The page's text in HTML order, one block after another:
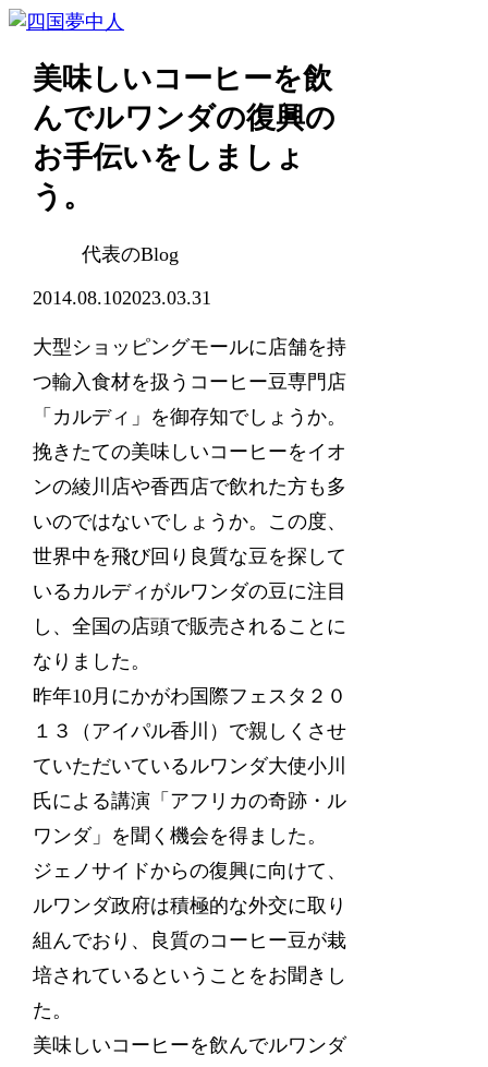
美味しいコーヒーを飲
んでルワンダの復興の
お手伝いをしましょ
う。
代表のBlog
2014.08.102023.03.31
大型ショッピングモールに店舗を持
つ輸入食材を扱うコーヒー豆専門店
「カルディ」を御存知でしょうか。
挽きたての美味しいコーヒーをイオ
ンの綾川店や香西店で飲れた方も多
いのではないでしょうか。この度、
世界中を飛び回り良質な豆を探して
いるカルディがルワンダの豆に注目
し、全国の店頭で販売されることに
なりました。
昨年10月にかがわ国際フェスタ２０
１３（アイパル香川）で親しくさせ
ていただいているルワンダ大使小川
氏による講演「アフリカの奇跡・ル
ワンダ」を聞く機会を得ました。
ジェノサイドからの復興に向けて、
ルワンダ政府は積極的な外交に取り
組んでおり、良質のコーヒー豆が栽
培されているということをお聞きし
た。
美味しいコーヒーを飲んでルワンダ